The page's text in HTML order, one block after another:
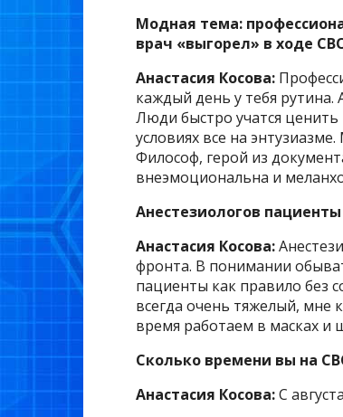
Модная тема:
врач «выгорел» в ходе
Анастасия Косова:
каждый день у тебя
Люди быстро учатся
условиях все на
Философ, герой из
внеэмоциональна и
Анестезиологов
Анастасия Косова:
фронта. В понимании
пациенты как правило без
всегда очень тяжелый, мне
время работаем в масках
Сколько времени вы на
Анастасия Косова:С